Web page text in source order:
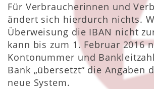
Für Verbraucherinnen und
ändert sich hierdurch nichts.
Überweisung die IBAN nicht
kann bis zum 1. Februar 2016
Kontonummer und
Bank „übersetzt“ die Angaben
neue System.